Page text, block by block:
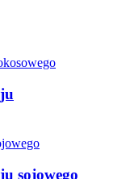
sojowego